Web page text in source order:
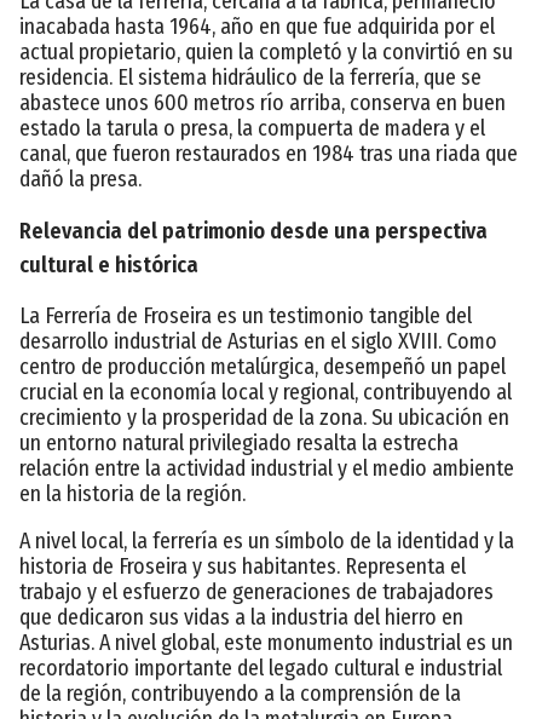
inacabada hasta 1964, año en que fue adquirida por el
actual propietario, quien la completó y la convirtió en su
residencia. El sistema hidráulico de la ferrería, que se
abastece unos 600 metros río arriba, conserva en buen
estado la tarula o presa, la compuerta de madera y el
canal, que fueron restaurados en 1984 tras una riada que
dañó la presa.
Relevancia del patrimonio desde una perspectiva
cultural e histórica
La Ferrería de Froseira es un testimonio tangible del
desarrollo industrial de Asturias en el siglo XVIII. Como
centro de producción metalúrgica, desempeñó un papel
crucial en la economía local y regional, contribuyendo al
crecimiento y la prosperidad de la zona. Su ubicación en
un entorno natural privilegiado resalta la estrecha
relación entre la actividad industrial y el medio ambiente
en la historia de la región.
A nivel local, la ferrería es un símbolo de la identidad y la
historia de Froseira y sus habitantes. Representa el
trabajo y el esfuerzo de generaciones de trabajadores
que dedicaron sus vidas a la industria del hierro en
Asturias. A nivel global, este monumento industrial es un
recordatorio importante del legado cultural e industrial
de la región, contribuyendo a la comprensión de la